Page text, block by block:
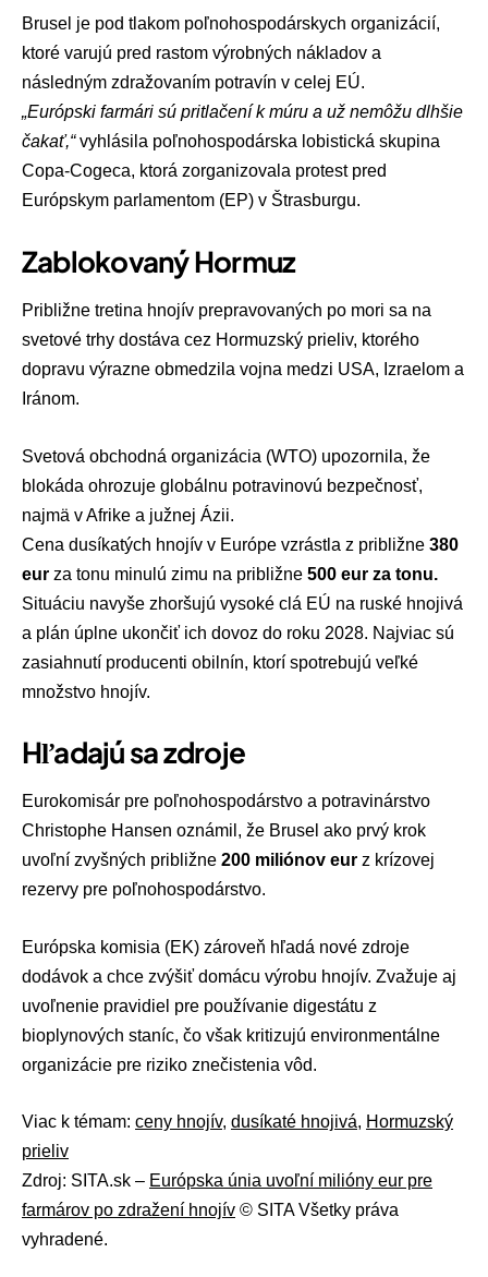
Brusel je pod tlakom poľnohospodárskych organizácií,
ktoré varujú pred rastom výrobných nákladov a
následným zdražovaním potravín v celej EÚ.
„Európski farmári sú pritlačení k múru a už nemôžu dlhšie
čakať,“vyhlásila poľnohospodárska lobistická skupina
Copa-Cogeca, ktorá zorganizovala protest pred
Európskym parlamentom (EP) v Štrasburgu.
Zablokovaný Hormuz
Približne tretina hnojív prepravovaných po mori sa na
svetové trhy dostáva cez Hormuzský prieliv, ktorého
dopravu výrazne obmedzila vojna medzi USA, Izraelom a
Iránom.
Svetová obchodná organizácia (WTO) upozornila, že
blokáda ohrozuje globálnu potravinovú bezpečnosť,
najmä v Afrike a južnej Ázii.
Cena dusíkatých hnojív v Európe vzrástla z približne 380
eur za tonu minulú zimu na približne 500 eur za tonu.
Situáciu navyše zhoršujú vysoké clá EÚ na ruské hnojivá
a plán úplne ukončiť ich dovoz do roku 2028. Najviac sú
zasiahnutí producenti obilnín, ktorí spotrebujú veľké
množstvo hnojív.
Hľadajú sa zdroje
Eurokomisár pre poľnohospodárstvo a potravinárstvo
Christophe Hansen oznámil, že Brusel ako prvý krok
uvoľní zvyšných približne 200 miliónov eur z krízovej
rezervy pre poľnohospodárstvo.
Európska komisia (EK) zároveň hľadá nové zdroje
dodávok a chce zvýšiť domácu výrobu hnojív. Zvažuje aj
uvoľnenie pravidiel pre používanie digestátu z
bioplynových staníc, čo však kritizujú environmentálne
organizácie pre riziko znečistenia vôd.
Viac k témam: ceny hnojív, dusíkaté hnojivá, Hormuzský
prieliv
Zdroj: SITA.sk – Európska únia uvoľní milióny eur pre
farmárov po zdražení hnojív © SITA Všetky práva
vyhradené.